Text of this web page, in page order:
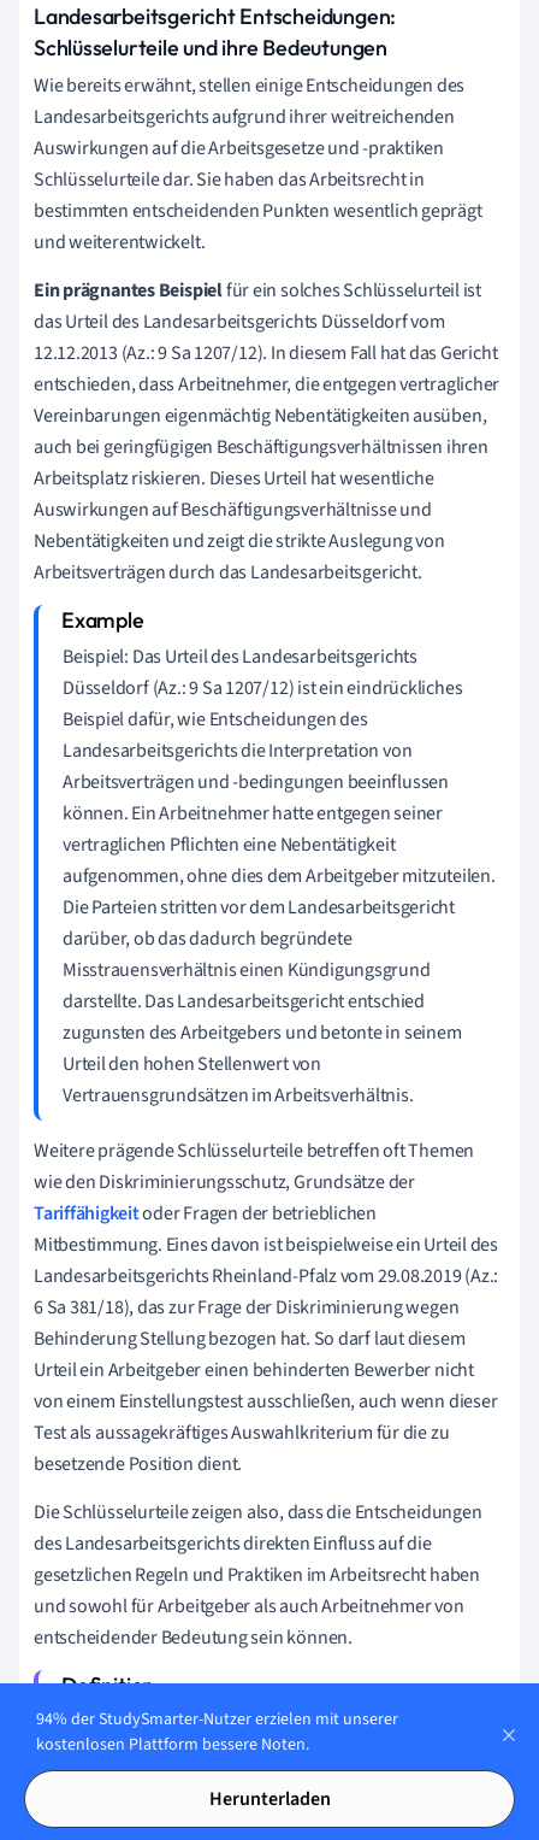
Landesarbeitsgericht Entscheidungen:
Schlüsselurteile und ihre Bedeutungen
Wie bereits erwähnt, stellen einige Entscheidungen des
Landesarbeitsgerichts aufgrund ihrer weitreichenden
Auswirkungen auf die Arbeitsgesetze und -praktiken
Schlüsselurteile dar. Sie haben das Arbeitsrecht in
bestimmten entscheidenden Punkten wesentlich geprägt
und weiterentwickelt.
Ein prägnantes Beispielfür ein solches Schlüsselurteil ist
das Urteil des Landesarbeitsgerichts Düsseldorf vom
12.12.2013 (Az.: 9 Sa 1207/12). In diesem Fall hat das Gericht
entschieden, dass Arbeitnehmer, die entgegen vertraglicher
Vereinbarungen eigenmächtig Nebentätigkeiten ausüben,
auch bei geringfügigen Beschäftigungsverhältnissen ihren
Arbeitsplatz riskieren. Dieses Urteil hat wesentliche
Auswirkungen auf Beschäftigungsverhältnisse und
Nebentätigkeiten und zeigt die strikte Auslegung von
Arbeitsverträgen durch das Landesarbeitsgericht.
Beispiel: Das Urteil des Landesarbeitsgerichts
Düsseldorf (Az.: 9 Sa 1207/12) ist ein eindrückliches
Beispiel dafür, wie Entscheidungen des
Landesarbeitsgerichts die Interpretation von
Arbeitsverträgen und -bedingungen beeinflussen
können. Ein Arbeitnehmer hatte entgegen seiner
vertraglichen Pflichten eine Nebentätigkeit
aufgenommen, ohne dies dem Arbeitgeber mitzuteilen.
Die Parteien stritten vor dem Landesarbeitsgericht
darüber, ob das dadurch begründete
Misstrauensverhältnis einen Kündigungsgrund
darstellte. Das Landesarbeitsgericht entschied
zugunsten des Arbeitgebers und betonte in seinem
Urteil den hohen Stellenwert von
Vertrauensgrundsätzen im Arbeitsverhältnis.
Weitere prägende Schlüsselurteile betreffen oft Themen
wie den Diskriminierungsschutz, Grundsätze der
Tariffähigkeitoder Fragen der betrieblichen
Mitbestimmung. Eines davon ist beispielweise ein Urteil des
Landesarbeitsgerichts Rheinland-Pfalz vom 29.08.2019 (Az.:
6 Sa 381/18), das zur Frage der Diskriminierung wegen
Behinderung Stellung bezogen hat. So darf laut diesem
Urteil ein Arbeitgeber einen behinderten Bewerber nicht
von einem Einstellungstest ausschließen, auch wenn dieser
Test als aussagekräftiges Auswahlkriterium für die zu
besetzende Position dient.
Die Schlüsselurteile zeigen also, dass die Entscheidungen
des Landesarbeitsgerichts direkten Einfluss auf die
gesetzlichen Regeln und Praktiken im Arbeitsrecht haben
und sowohl für Arbeitgeber als auch Arbeitnehmer von
entscheidender Bedeutung sein können.
Schlüsselurteile: Als Schlüsselurteile gelten
Entscheidungen von Gerichten, die aufgrund der darin
aufgeworfenen Rechtsfragen und der daraus
resultierenden Urteilsbegründungen einen prägenden
94% der StudySmarter-Nutzer erzielen mit unserer
kostenlosen Plattform bessere Noten.
Herunterladen